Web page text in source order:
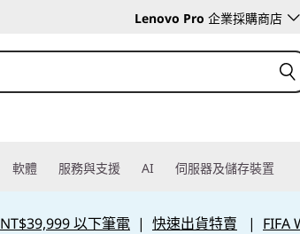
Lenovo Pro 企業採購商店
軟體 服務與支援 AI 伺服器及儲存裝置
NT$39,999 以下筆電 | 快速出貨特賣 | FIFA